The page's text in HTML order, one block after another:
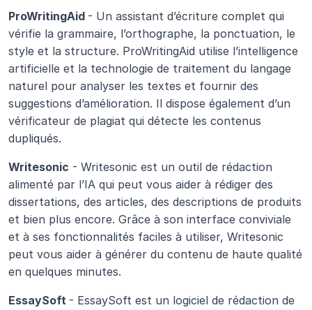
ProWritingAid - Un assistant d’écriture complet qui
vérifie la grammaire, l’orthographe, la ponctuation, le
style et la structure. ProWritingAid utilise l’intelligence
artificielle et la technologie de traitement du langage
naturel pour analyser les textes et fournir des
suggestions d’amélioration. Il dispose également d’un
vérificateur de plagiat qui détecte les contenus
dupliqués.
Writesonic - Writesonic est un outil de rédaction
alimenté par l’IA qui peut vous aider à rédiger des
dissertations, des articles, des descriptions de produits
et bien plus encore. Grâce à son interface conviviale
et à ses fonctionnalités faciles à utiliser, Writesonic
peut vous aider à générer du contenu de haute qualité
en quelques minutes.
EssaySoft - EssaySoft est un logiciel de rédaction de